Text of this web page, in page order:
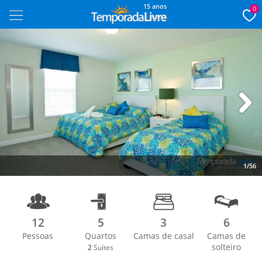
15 anos 0
1/56
12
Pessoas
5
Quartos
2 Suítes
3
Camas de casal
6
Camas de
solteiro